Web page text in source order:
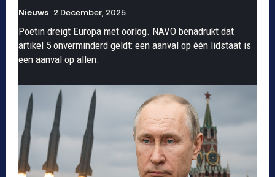
Nieuws 2 December, 2025
Poetin dreigt Europa met oorlog. NAVO benadrukt dat
artikel 5 onverminderd geldt: een aanval op één lidstaat is
een aanval op allen.